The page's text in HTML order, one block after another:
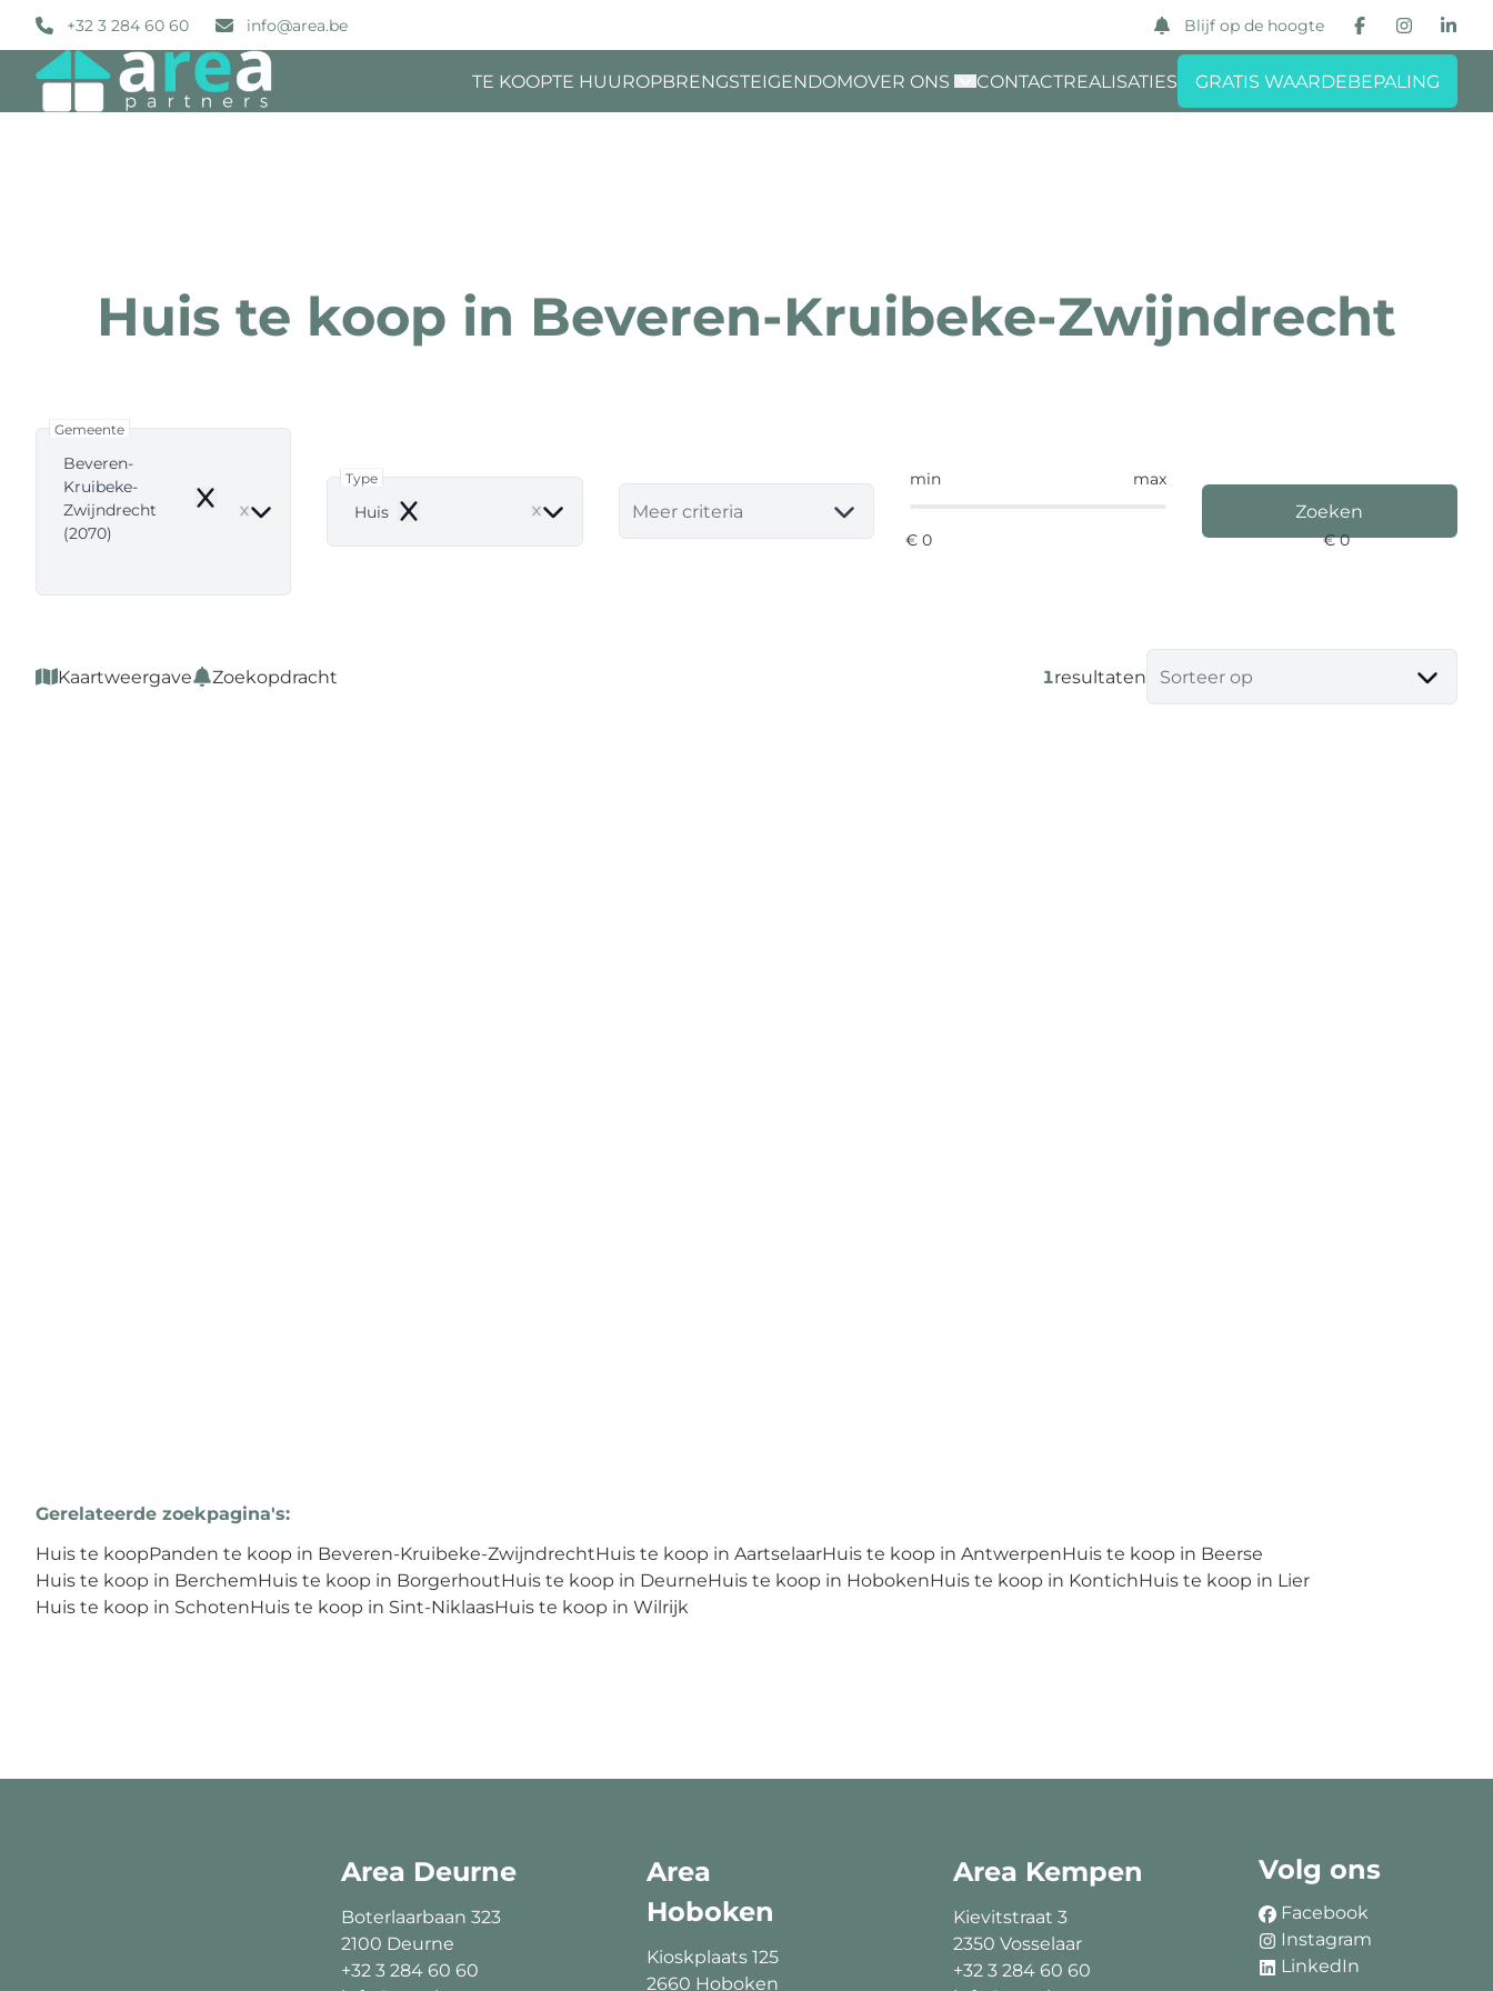
Ga naar hoofdinhoud
+32 3 284 60 60 info@area.be Blijf op de hoogte
TE KOOPTE HUUROPBRENGSTEIGENDOMOVER ONS CONTACTREALISATIES GRATIS WAARDEBEPALING
Huis te koop in Beveren-Kruibeke-Zwijndrecht
Gemeente
Beveren-
Kruibeke-
Zwijndrecht
(2070)
Remove
Type
Huis Remove Meer criteria
min max
Zoeken
Kaartweergave Zoekopdracht 1resultaten Sorteer op
Gerelateerde zoekpagina's:
Huis te koopPanden te koop in Beveren-Kruibeke-ZwijndrechtHuis te koop in AartselaarHuis te koop in AntwerpenHuis te koop in Beerse
Huis te koop in BerchemHuis te koop in BorgerhoutHuis te koop in DeurneHuis te koop in HobokenHuis te koop in KontichHuis te koop in Lier
Huis te koop in SchotenHuis te koop in Sint-NiklaasHuis te koop in Wilrijk
Area Deurne
Boterlaarbaan 323
2100 Deurne
+32 3 284 60 60
Area
Hoboken
Kioskplaats 125
2660 Hoboken
Area Kempen
Kievitstraat 3
2350 Vosselaar
+32 3 284 60 60
Volg ons
Facebook
Instagram
LinkedIn